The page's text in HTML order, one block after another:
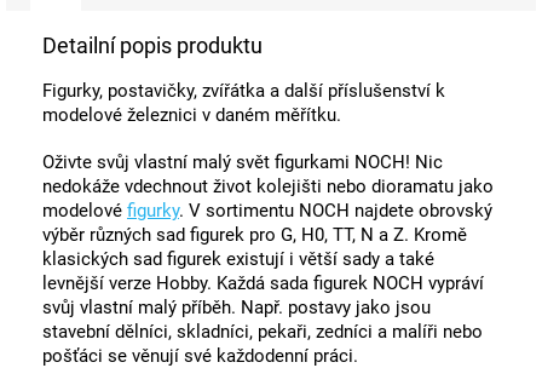
Detailní popis produktu
Figurky, postavičky, zvířátka a další příslušenství k
modelové železnici v daném měřítku.
Oživte svůj vlastní malý svět figurkami NOCH! Nic
nedokáže vdechnout život kolejišti nebo dioramatu jako
modelové figurky. V sortimentu NOCH najdete obrovský
výběr různých sad figurek pro G, H0, TT, N a Z. Kromě
klasických sad figurek existují i ​​větší sady a také
levnější verze Hobby. Každá sada figurek NOCH vypráví
svůj vlastní malý příběh. Např. postavy jako jsou
stavební dělníci, skladníci, pekaři, zedníci a malíři nebo
pošťáci se věnují své každodenní práci.